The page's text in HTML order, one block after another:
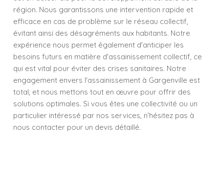
région. Nous garantissons une intervention rapide et
efficace en cas de problème sur le réseau collectif,
évitant ainsi des désagréments aux habitants. Notre
expérience nous permet également d'anticiper les
besoins futurs en matière d'assainissement collectif, ce
qui est vital pour éviter des crises sanitaires. Notre
engagement envers l'assainissement à Gargenville est
total, et nous mettons tout en œuvre pour offrir des
solutions optimales. Si vous êtes une collectivité ou un
particulier intéressé par nos services, n’hésitez pas à
nous contacter pour un devis détaillé.